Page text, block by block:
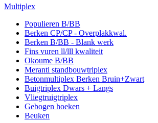
Multiplex
Populieren B/BB
Berken CP/CP - Overplakkwal.
Berken B/BB - Blank werk
Fins vuren ll/lll kwaliteit
Okoume B/BB
Meranti standbouwtriplex
Betonmultiplex Berken Bruin+Zwart
Buigtriplex Dwars + Langs
Vliegtruigtriplex
Gebogen hoeken
Beuken